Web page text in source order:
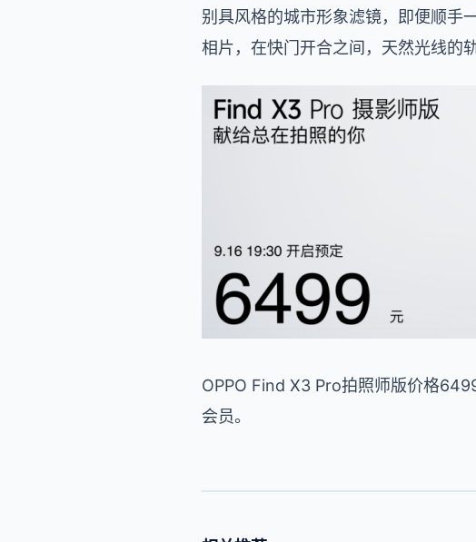
别具风格的城市形象滤镜，即便顺手
相片，在快门开合之间，天然光线的
OPPO Find X3 Pro拍照师版价格
会员。